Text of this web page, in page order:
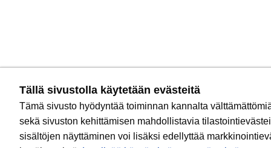
Tällä sivustolla käytetään evästeitä
Tämä sivusto hyödyntää toiminnan kannalta
sekä sivuston kehittämisen mahdollistavia
sisältöjen näyttäminen voi lisäksi edellyttää